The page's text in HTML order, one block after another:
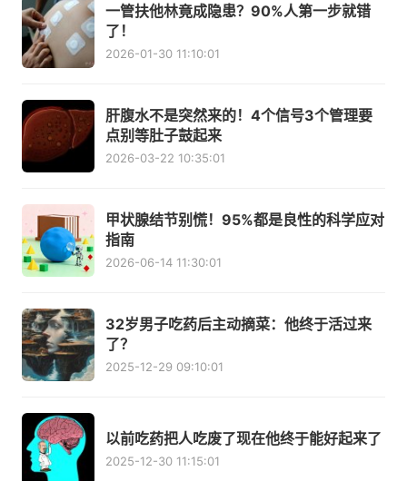
一管扶他林竟成隐患？90%人第一步就错
了！
2026-01-30 11:10:01
肝腹水不是突然来的！4个信号3个管理要
点别等肚子鼓起来
2026-03-22 10:35:01
甲状腺结节别慌！95%都是良性的科学应对
指南
2026-06-14 11:30:01
32岁男子吃药后主动摘菜：他终于活过来
了？
2025-12-29 09:10:01
以前吃药把人吃废了现在他终于能好起来了
2025-12-30 11:15:01